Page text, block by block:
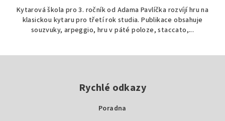
Kytarová škola pro 3. ročník od Adama Pavlíčka rozvíjí hru na
klasickou kytaru pro třetí rok studia. Publikace obsahuje
souzvuky, arpeggio, hru v páté poloze, staccato,...
Rychlé odkazy
Poradna